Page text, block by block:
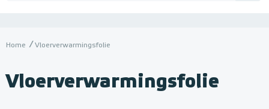
Home Vloerverwarmingsfolie
Vloerverwarmingsfolie